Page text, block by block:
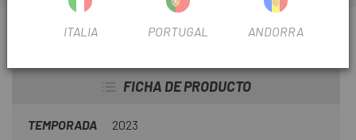
INFORMACIÓN SOBRE CORRECTOR ROSCA UNIOR
FICHA DE PRODUCTO
TEMPORADA 2023
ITALIA PORTUGAL ANDORRA